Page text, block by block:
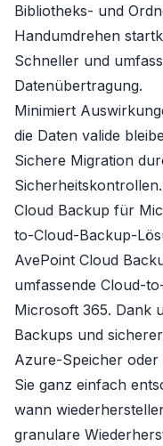
Bibliotheks- und
Handumdrehen
Schneller und
Datenübertragung.
Minimiert
die Daten valide
Sichere Migration
Sicherheitskontrollen.
Cloud Backup für
to-Cloud-Backup-
AvePoint Cloud
umfassende Cloud-
Microsoft 365. Dank
Backups und
Azure-Speicher
Sie ganz einfach
wann
granulare